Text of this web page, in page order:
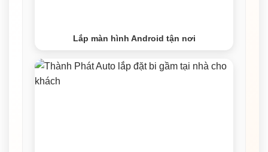
Lắp màn hình Android tận nơi